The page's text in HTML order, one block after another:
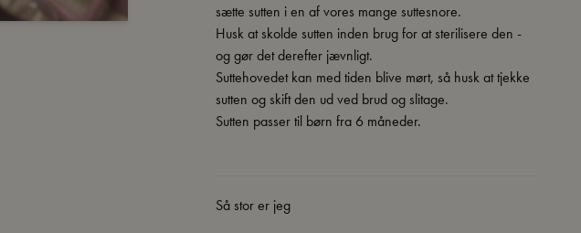
sætte sutten i en af vores mange suttesnore.
Husk at skolde sutten inden brug for at sterilisere den -
og gør det derefter jævnligt.
Suttehovedet kan med tiden blive mørt, så husk at tjekke
sutten og skift den ud ved brud og slitage.
Sutten passer til børn fra 6 måneder.
Så stor er jeg